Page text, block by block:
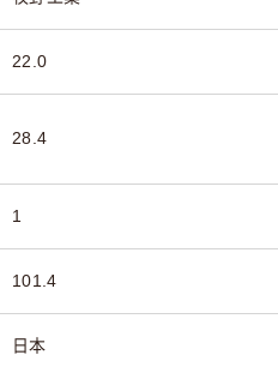
22.0
28.4
1
101.4
日本